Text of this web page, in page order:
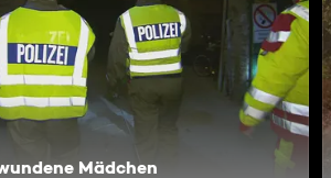
Mädchen